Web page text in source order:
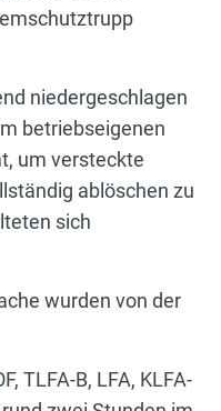
niedergeschlagen
betriebseigenen
um versteckte
ablöschen zu
sich
wurden von der
TLFA-B, LFA, KLFA-